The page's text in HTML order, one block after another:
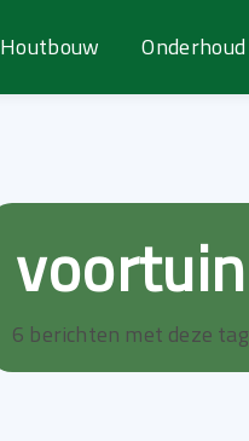
Houtbouw Onderhoud
voortuin
6 berichten met deze tag